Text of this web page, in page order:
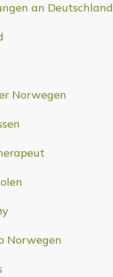
an Deutschland
Norwegen
Norwegen